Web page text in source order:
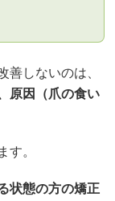
善しないのは、
原因（爪の食い
す。
状態の方の矯正